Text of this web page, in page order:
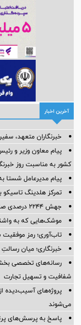
آخرین اخبار
خبرنگاران متعهد،
پیام معاون وزیر و
کشور به مناسبت روز
پیام مدیرعامل شستا
تمرکز هلدینگ تاسیکو
جهش ۲۲۴۴ درصدی صادرات شرکت کربن ایران
موشک‌هایی که به
تاب‌آوری؛ رمز
خبرنگاری؛ میان
رسانه‌های تخصصی
شفافیت و تسهیل تجارت
پروژه‌های آسیب‌دیده
می‌شوند
پاسخ به پرسش‌های